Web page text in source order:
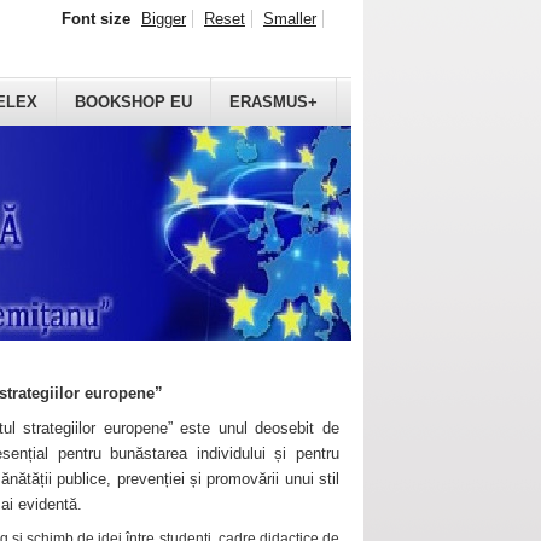
BOOKSHOP EU ERASMUS+
Font size Bigger Reset Smaller
europene”
strategiilor europene” este unul deosebit de
pentru bunăstarea individului și pentru
publice, prevenției și promovării unui stil
evidentă.